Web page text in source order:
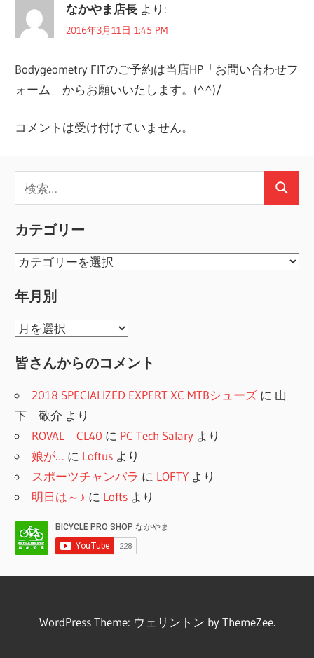
ゲ
ー
シ
ョ
ン
なかやま店長 より:
2016年3月11日 1:45 PM
Bodygeometry FITのご予約は当店HP「お問い合わせフ
ォーム」からお願いいたします。(^^)/
コメントは受け付けていません。
索:
検
カテゴリー
カ
ゴ
リ
ー
年月別
年
別
皆さんからのコメント
2018 SPECIALIZED EXPERT XC MTBシューズ に 山
下 敬介 より
ROVAL CL40 に PC Tech Salary より
娘が… に Loftus より
スポーツチャンバラ に LOFTY より
明日は～♪ に Lofts より
WordPress Theme: ウェリントン by ThemeZee.